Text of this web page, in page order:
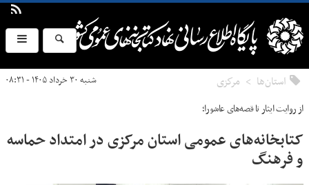
استان‌ها مركزی شنبه ۳۰ خرداد ۱۴۰۵ - ۰۸:۳۱
از روایت ایثار تا قصه‌های عاشورا؛
کتابخانه‌های عمومی استان مرکزی در امتداد حماسه
و فرهنگ